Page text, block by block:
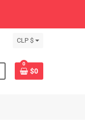
CLP $
0
$0